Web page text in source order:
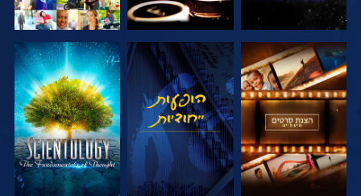
בדוק את הסדרה צפה בדוק את הסדרה